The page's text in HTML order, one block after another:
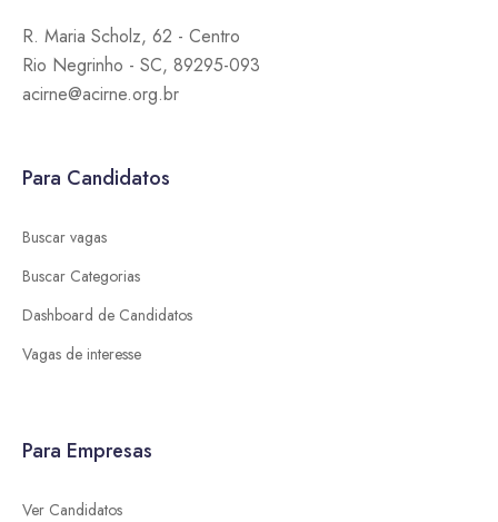
R. Maria Scholz, 62 - Centro
Rio Negrinho - SC, 89295-093
acirne@acirne.org.br
Para Candidatos
Buscar vagas
Buscar Categorias
Dashboard de Candidatos
Vagas de interesse
Para Empresas
Ver Candidatos